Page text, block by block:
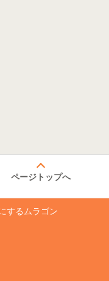
ページトップへ
するムラゴン